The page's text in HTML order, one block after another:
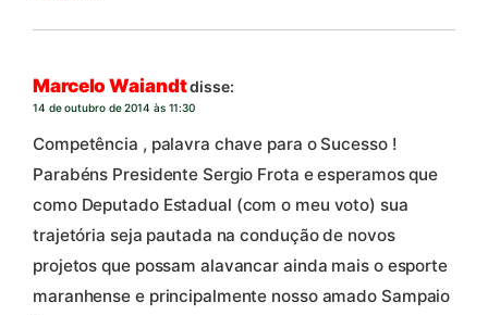
Marcelo Waiandtdisse:
14 de outubro de 2014 às 11:30
Competência , palavra chave para o Sucesso !
Parabéns Presidente Sergio Frota e esperamos que
como Deputado Estadual (com o meu voto) sua
trajetória seja pautada na condução de novos
projetos que possam alavancar ainda mais o esporte
maranhense e principalmente nosso amado Sampaio